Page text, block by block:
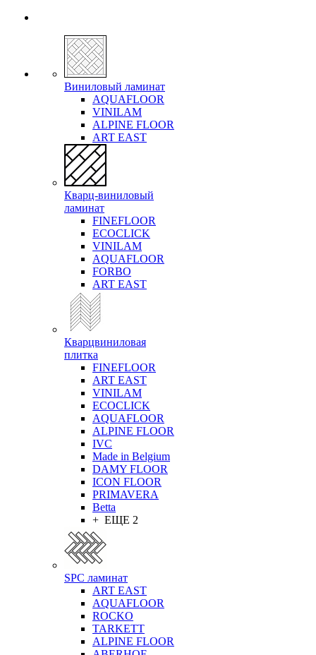
Виниловый ламинат
AQUAFLOOR
VINILAM
ALPINE FLOOR
ART EAST
Кварц-виниловый
ламинат
FINEFLOOR
ECOCLICK
VINILAM
AQUAFLOOR
FORBO
ART EAST
Кварцвиниловая
плитка
FINEFLOOR
ART EAST
VINILAM
ECOCLICK
AQUAFLOOR
ALPINE FLOOR
IVC
Made in Belgium
DAMY FLOOR
ICON FLOOR
PRIMAVERA
Betta
+ ЕЩЕ 2
SPC ламинат
ART EAST
AQUAFLOOR
ROCKO
TARKETT
ALPINE FLOOR